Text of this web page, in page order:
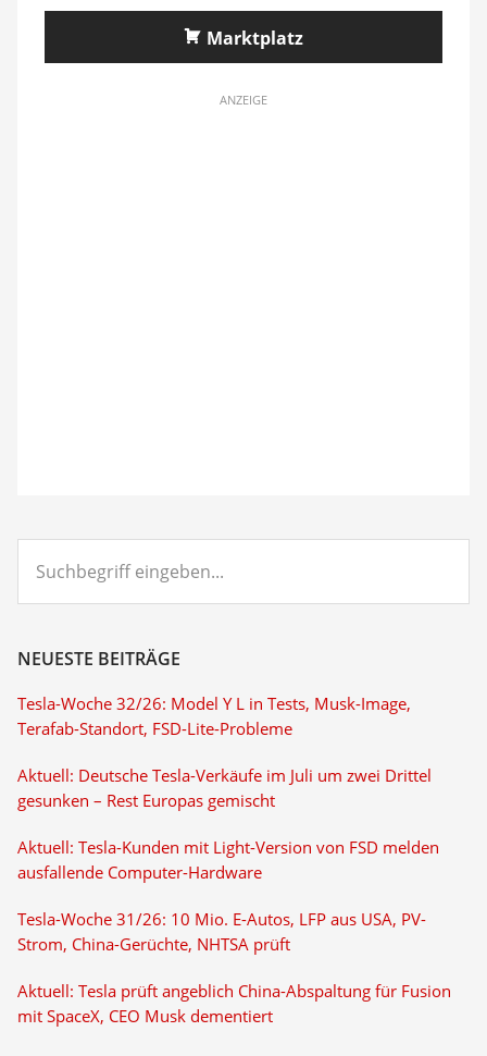
Marktplatz
ANZEIGE
eingeben...
NEUESTE BEITRÄGE
Tesla-Woche 32/26: Model Y L in Tests, Musk-Image,
Terafab-Standort, FSD-Lite-Probleme
Aktuell: Deutsche Tesla-Verkäufe im Juli um zwei Drittel
gesunken – Rest Europas gemischt
Aktuell: Tesla-Kunden mit Light-Version von FSD melden
ausfallende Computer-Hardware
Tesla-Woche 31/26: 10 Mio. E-Autos, LFP aus USA, PV-
Strom, China-Gerüchte, NHTSA prüft
Aktuell: Tesla prüft angeblich China-Abspaltung für Fusion
mit SpaceX, CEO Musk dementiert